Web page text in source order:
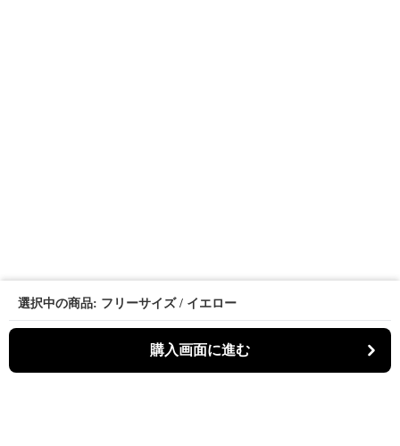
選択中の商品: フリーサイズ / イエロー
購入画面に進む